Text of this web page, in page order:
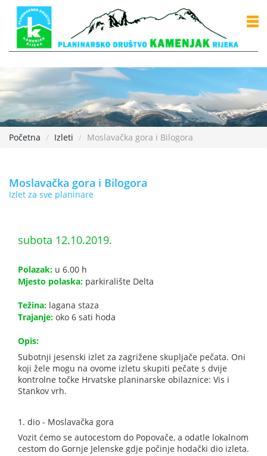
Početna Izleti Moslavačka gora i Bilogora
Moslavačka gora i Bilogora
Izlet za sve planinare
subota 12.10.2019.
Polazak: u 6.00 h
Mjesto polaska: parkiralište Delta
Težina: lagana staza
Trajanje: oko 6 sati hoda
Opis:
Subotnji jesenski izlet za zagrižene skupljače pečata. Oni
koji žele mogu na ovome izletu skupiti pečate s dvije
kontrolne točke Hrvatske planinarske obilaznice: Vis i
Stankov vrh.
1. dio - Moslavačka gora
Vozit ćemo se autocestom do Popovače, a odatle lokalnom
cestom do Gornje Jelenske gdje počinje hodački dio izleta.